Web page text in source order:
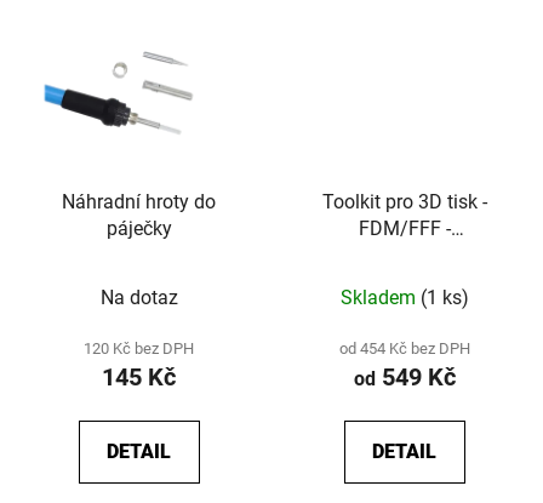
Náhradní hroty do
páječky
Na dotaz
120 Kč bez DPH
145 Kč
DETAIL
Toolkit pro 3D tisk -
FDM/FFF -
Skladem (1 ks)
od 454 Kč bez DPH
od549 Kč
DETAIL